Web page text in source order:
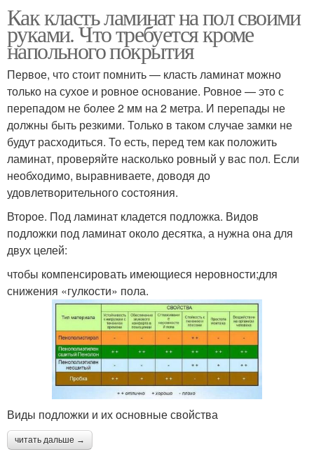
Как класть ламинат на пол своими
руками. Что требуется кроме
напольного покрытия
Первое, что стоит помнить — класть ламинат можно
только на сухое и ровное основание. Ровное — это с
перепадом не более 2 мм на 2 метра. И перепады не
должны быть резкими. Только в таком случае замки не
будут расходиться. То есть, перед тем как положить
ламинат, проверяйте насколько ровный у вас пол. Если
необходимо, выравниваете, доводя до
удовлетворительного состояния.
Второе. Под ламинат кладется подложка. Видов
подложки под ламинат около десятка, а нужна она для
двух целей:
чтобы компенсировать имеющиеся неровности;для
снижения «гулкости» пола.
Виды подложки и их основные свойства
читать дальше →